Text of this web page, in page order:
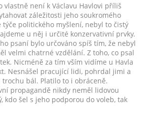
vlastně není k Václavu Havlovi příliš
záležitosti jeho soukromého
týče politického myšlení, nebyl to čistý
u něj i určité konzervativní prvky.
psaní bylo určováno spíš tím, že nebyl
velmi chatrné vzdělání. Z toho, co psal
Nicméně za tím vším vidíme u Havla
Nesnášel pracující lidi, pohrdal jimi a
bál. Platilo to i obráceně.
propagandě nikdy neměl lidovou
kdo šel s jeho podporou do voleb, tak